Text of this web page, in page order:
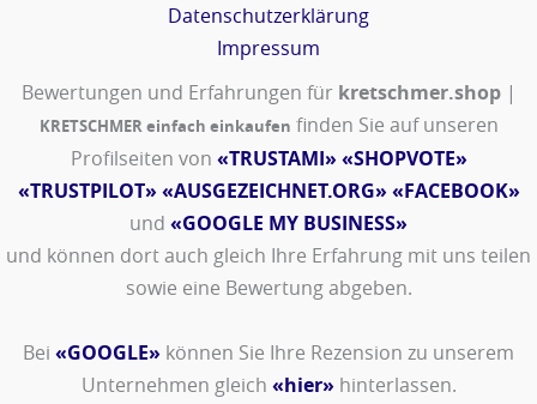
Datenschutzerklärung
Impressum
Bewertungen und Erfahrungen für kretschmer.shop|
KRETSCHMER einfach einkaufen finden Sie auf unseren
Profilseiten von «TRUSTAMI» «SHOPVOTE»
«TRUSTPILOT» «AUSGEZEICHNET.ORG» «FACEBOOK»
und «GOOGLE MY BUSINESS»
und können dort auch gleich Ihre Erfahrung mit uns teilen
sowie eine Bewertung abgeben.
Bei «GOOGLE» können Sie Ihre Rezension zu unserem
Unternehmen gleich «hier» hinterlassen.